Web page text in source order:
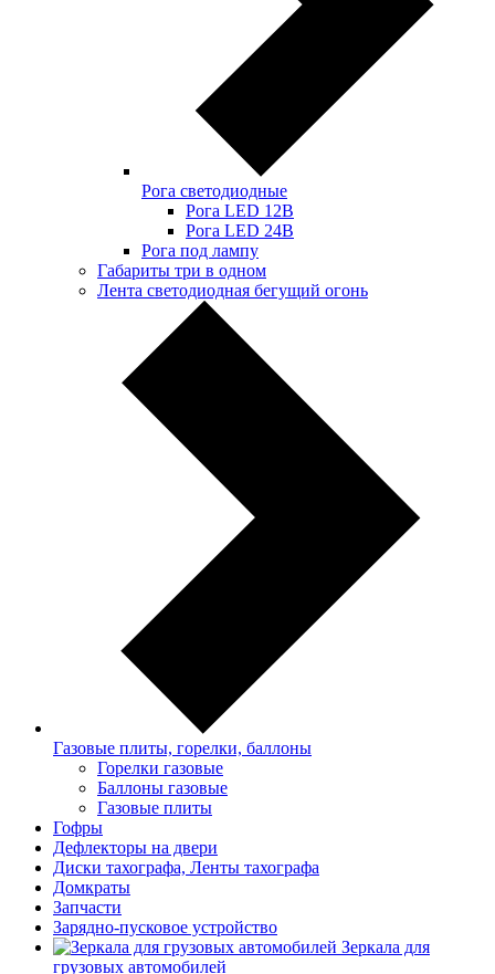
Рога светодиодные
Рога LED 12В
Рога LED 24В
Рога под лампу
Габариты три в одном
Лента светодиодная бегущий огонь
Газовые плиты, горелки, баллоны
Горелки газовые
Баллоны газовые
Газовые плиты
Гофры
Дефлекторы на двери
Диски тахографа, Ленты тахографа
Домкраты
Запчасти
Зарядно-пусковое устройство
Зеркала для
грузовых автомобилей